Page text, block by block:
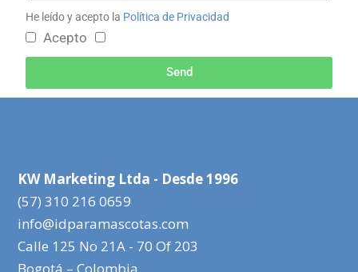
He leído y acepto la Política de Privacidad
Acepto
Send
KW Marketing Ltda - Desde 1996
(57) 310 216 0659
info@idparamascotas.com
Calle 125 No 21A - 70 Of 203
Bogotá – Colombia